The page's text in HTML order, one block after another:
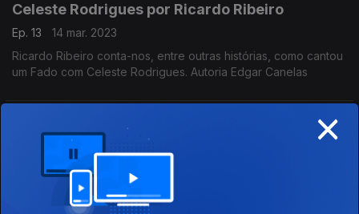
Celeste Rodrigues por Ricardo Ribeiro
Ep. 13
14 mar. 2023
Ricardo Ribeiro conta-nos, entre outras histórias, como cantou
um Fado com Celeste Rodrigues. Autoria Edgar Canelas
Celeste Rodrigues de Viva Voz
14 mar. 2023
Programa construído a partir de entrevistas próprias e
reportagens do arquivo da Rádio Pública, feitas por Edgar
×